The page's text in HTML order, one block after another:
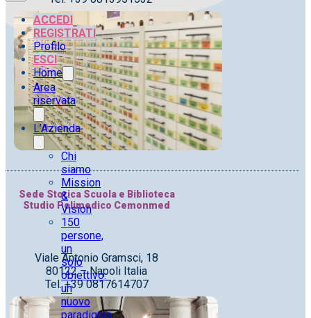
ACCEDI
REGISTRATI
Profilo
ESCI
Home
Area
riservata
L’Azienda
Chi
siamo
Mission
&
Vision
150
persone,
un
solo
obiettivo:
un
nuovo
paradigma
Sede Storica Scuola e Biblioteca
Studio Polimedico Cemonmed
Viale Antonio Gramsci, 18
80122 – Napoli Italia
Tel. +39 0817614707